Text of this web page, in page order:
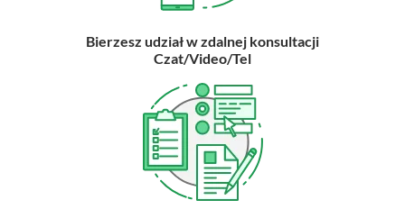
Bierzesz udział w zdalnej konsultacji
Czat/Video/Tel